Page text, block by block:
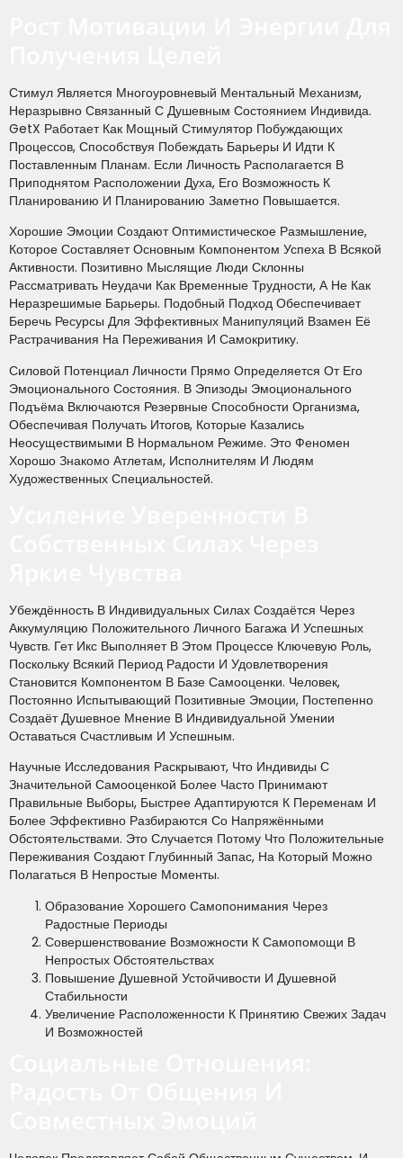
Стимул Является Многоуровневый Ментальный Механизм,
Неразрывно Связанный С Душевным Состоянием Индивида.
GetX Работает Как Мощный Стимулятор Побуждающих
Процессов, Способствуя Побеждать Барьеры И Идти К
Поставленным Планам. Если Личность Располагается В
Приподнятом Расположении Духа, Его Возможность К
Планированию И Планированию Заметно Повышается.
Хорошие Эмоции Создают Оптимистическое Размышление,
Которое Составляет Основным Компонентом Успеха В Всякой
Активности. Позитивно Мыслящие Люди Склонны
Рассматривать Неудачи Как Временные Трудности, А Не Как
Неразрешимые Барьеры. Подобный Подход Обеспечивает
Беречь Ресурсы Для Эффективных Манипуляций Взамен Её
Растрачивания На Переживания И Самокритику.
Силовой Потенциал Личности Прямо Определяется От Его
Эмоционального Состояния. В Эпизоды Эмоционального
Подъёма Включаются Резервные Способности Организма,
Обеспечивая Получать Итогов, Которые Казались
Неосуществимыми В Нормальном Режиме. Это Феномен
Хорошо Знакомо Атлетам, Исполнителям И Людям
Художественных Специальностей.
Убеждённость В Индивидуальных Силах Создаётся Через
Аккумуляцию Положительного Личного Багажа И Успешных
Чувств. Гет Икс Выполняет В Этом Процессе Ключевую Роль,
Поскольку Всякий Период Радости И Удовлетворения
Становится Компонентом В Базе Самооценки. Человек,
Постоянно Испытывающий Позитивные Эмоции, Постепенно
Создаёт Душевное Мнение В Индивидуальной Умении
Оставаться Счастливым И Успешным.
Научные Исследования Раскрывают, Что Индивиды С
Значительной Самооценкой Более Часто Принимают
Правильные Выборы, Быстрее Адаптируются К Переменам И
Более Эффективно Разбираются Со Напряжёнными
Обстоятельствами. Это Случается Потому Что Положительные
Переживания Создают Глубинный Запас, На Который Можно
Полагаться В Непростые Моменты.
Образование Хорошего Самопонимания Через
Радостные Периоды
Совершенствование Возможности К Самопомощи В
Непростых Обстоятельствах
Повышение Душевной Устойчивости И Душевной
Стабильности
Увеличение Расположенности К Принятию Свежих Задач
И Возможностей